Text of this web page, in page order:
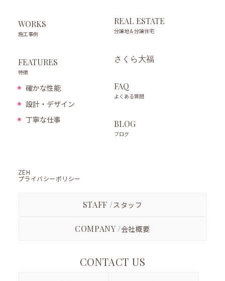
WORKS
施工事例
FEATURES
特徴
確かな性能
設計・デザイン
丁寧な仕事
REAL ESTATE
分譲地＆分譲住宅
さくら大福
FAQ
よくある質問
BLOG
ブログ
ZEH
プライバシーポリシー
STAFF /スタッフ
COMPANY /会社概要
CONTACT US